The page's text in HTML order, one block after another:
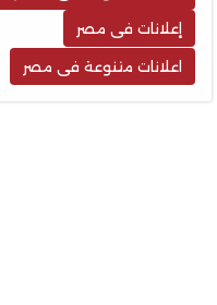
إعلانات فى مصر
اعلانات متنوعة فى مصر